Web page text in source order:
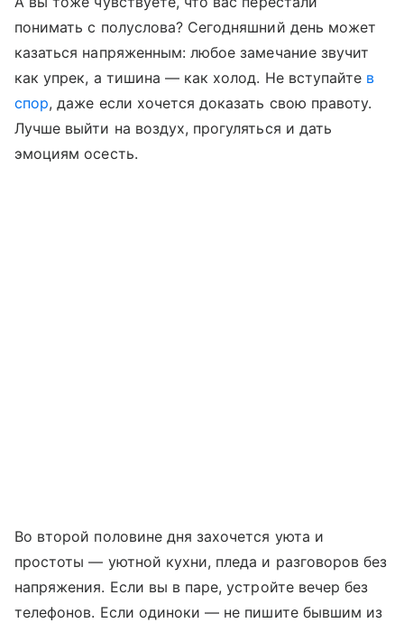
понимать с полуслова? Сегодняшний день может
казаться напряженным: любое замечание звучит
как упрек, а тишина — как холод. Не вступайте в
спор, даже если хочется доказать свою правоту.
Лучше выйти на воздух, прогуляться и дать
эмоциям осесть.
Во второй половине дня захочется уюта и
простоты — уютной кухни, пледа и разговоров без
напряжения. Если вы в паре, устройте вечер без
телефонов. Если одиноки — не пишите бывшим из